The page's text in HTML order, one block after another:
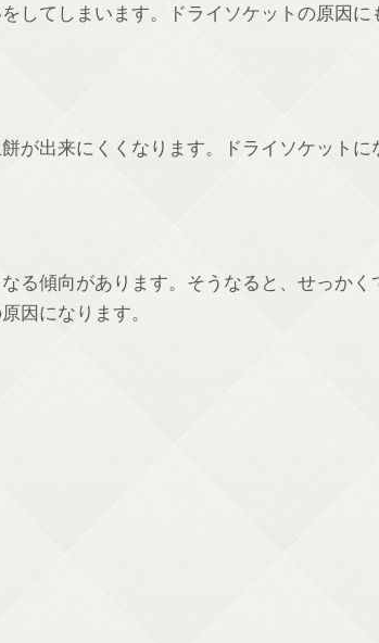
してしまいます。ドライソケットの原因に
が出来にくくなります。ドライソケットに
る傾向があります。そうなると、せっかく
因になります。